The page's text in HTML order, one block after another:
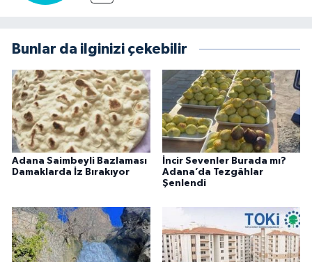
Bunlar da ilginizi çekebilir
Adana Saimbeyli Bazlaması
Damaklarda İz Bırakıyor
İncir Sevenler Burada mı?
Adana’da Tezgâhlar
Şenlendi